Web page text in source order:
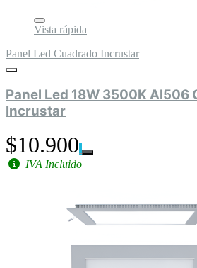
Vista rápida
Panel Led Cuadrado Incrustar
Panel Led 18W 3500K Al506
Incrustar
$10.900
IVA Incluido